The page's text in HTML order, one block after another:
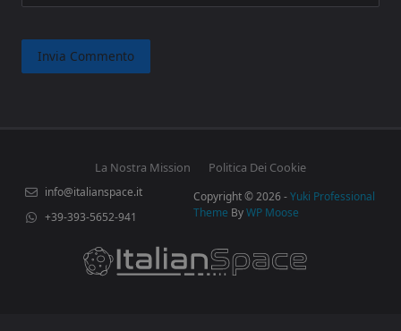
La Nostra Mission Politica Dei Cookie
info@italianspace.it
+39-393-5652-941
Copyright © 2026 -Yuki Professional
Theme ByWP Moose